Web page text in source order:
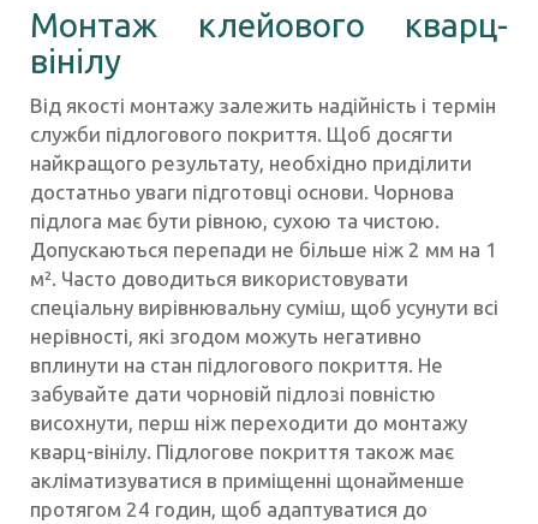
Монтаж клейового кварц-
вінілу
Від якості монтажу залежить надійність і термін
служби підлогового покриття. Щоб досягти
найкращого результату, необхідно приділити
достатньо уваги підготовці основи. Чорнова
підлога має бути рівною, сухою та чистою.
Допускаються перепади не більше ніж 2 мм на 1
м². Часто доводиться використовувати
спеціальну вирівнювальну суміш, щоб усунути всі
нерівності, які згодом можуть негативно
вплинути на стан підлогового покриття. Не
забувайте дати чорновій підлозі повністю
висохнути, перш ніж переходити до монтажу
кварц-вінілу. Підлогове покриття також має
акліматизуватися в приміщенні щонайменше
протягом 24 годин, щоб адаптуватися до